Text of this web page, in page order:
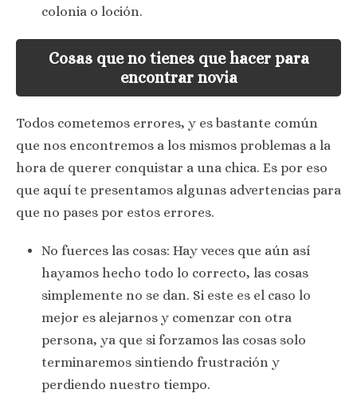
colonia o loción.
Cosas que no tienes que hacer para
encontrar novia
Todos cometemos errores, y es bastante común
que nos encontremos a los mismos problemas a la
hora de querer conquistar a una chica. Es por eso
que aquí te presentamos algunas advertencias para
que no pases por estos errores.
No fuerces las cosas: Hay veces que aún así
hayamos hecho todo lo correcto, las cosas
simplemente no se dan. Si este es el caso lo
mejor es alejarnos y comenzar con otra
persona, ya que si forzamos las cosas solo
terminaremos sintiendo frustración y
perdiendo nuestro tiempo.